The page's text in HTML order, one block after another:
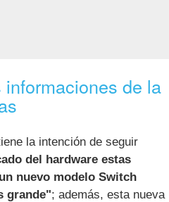
de la
la intención de seguir
del hardware estas
un nuevo modelo Switch
grande"; además, esta nueva